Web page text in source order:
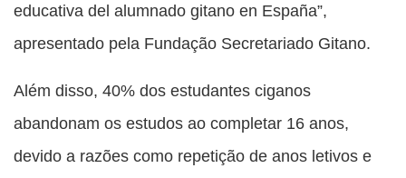
educativa del alumnado gitano en España”,
apresentado pela Fundação Secretariado Gitano.
Além disso, 40% dos estudantes ciganos
abandonam os estudos ao completar 16 anos,
devido a razões como repetição de anos letivos e